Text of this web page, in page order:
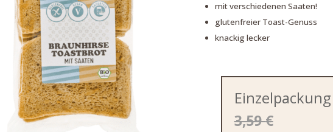
mit verschiedenen Saaten!
glutenfreier Toast-Genuss
knackig lecker
Einzelpackung
3,59€